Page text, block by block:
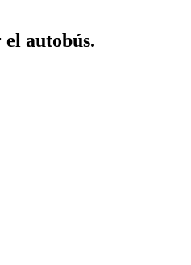
autobús.